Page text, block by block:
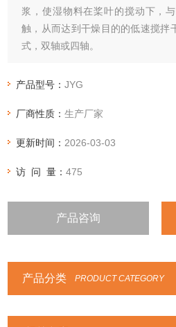
浆，使湿物料在桨叶的搅动下，
触，从而达到干燥目的的低速搅拌
式，双轴或四轴。
产品型号：JYG
厂商性质：生产厂家
更新时间： 2026-03-03
访 问 量：475
产品咨询
产品分类 PRODUCT CATEGORY